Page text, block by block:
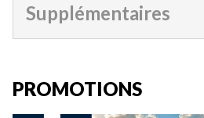
Supplémentaires
PROMOTIONS